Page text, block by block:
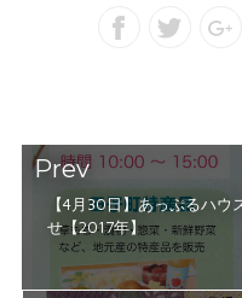
Prev
【4月30日】あっぷるハ
せ【2017年】